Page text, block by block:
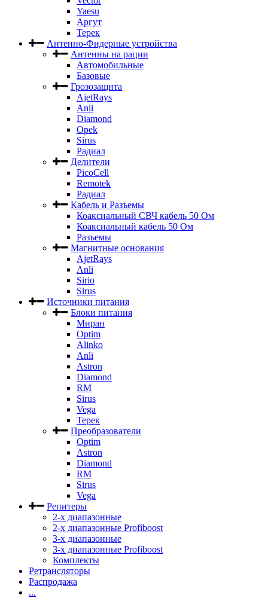
Yaesu
Аргут
Терек
Антенно-Фидерные устройства
Антенны на рации
Автомобильные
Базовые
Грозозащита
AjetRays
Anli
Diamond
Opek
Sirus
Радиал
Делители
PicoCell
Remotek
Радиал
Кабель и Разъемы
Коаксиальный СВЧ кабель 50 Ом
Коаксиальный кабель 50 Ом
Разъемы
Магнитные основания
AjetRays
Anli
Sirio
Sirus
Источники питания
Блоки питания
Миран
Optim
Alinko
Anli
Astron
Diamond
RM
Sirus
Vega
Терек
Преобразователи
Optim
Astron
Diamond
RM
Sirus
Vega
Репитеры
2-х диапазонные
2-х диапазонные Profiboost
3-х диапазонные
3-х диапазонные Profiboost
Комплекты
Ретрансляторы
Распродажа
...